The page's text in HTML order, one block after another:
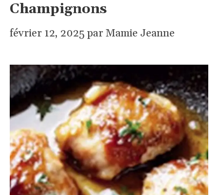
Champignons
février 12, 2025 parMamie Jeanne